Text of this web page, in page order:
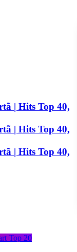
Top 20